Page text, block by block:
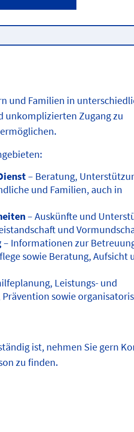
und Familien in
unkomplizierten Zugang zu
– Beratung,
und Familien, auch in
– Auskünfte und
und
– Informationen zur
sowie Beratung, Aufsicht
Leistungs- und
sowie
ist, nehmen Sie gern
zu finden.